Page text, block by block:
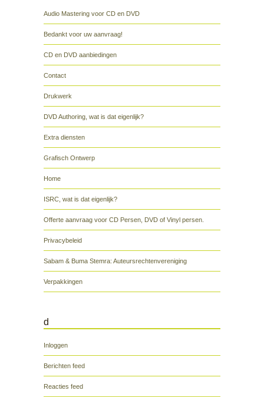
Audio Mastering voor CD en DVD
Bedankt voor uw aanvraag!
CD en DVD aanbiedingen
Contact
Drukwerk
DVD Authoring, wat is dat eigenlijk?
Extra diensten
Grafisch Ontwerp
Home
ISRC, wat is dat eigenlijk?
Offerte aanvraag voor CD Persen, DVD of Vinyl persen.
Privacybeleid
Sabam & Buma Stemra: Auteursrechtenvereniging
Verpakkingen
d
Inloggen
Berichten feed
Reacties feed